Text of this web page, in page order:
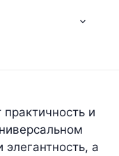
и
а